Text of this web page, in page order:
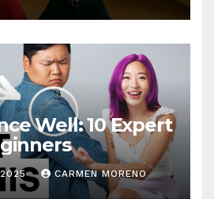
Well: 10 Expert
2025 CARMEN MORENO